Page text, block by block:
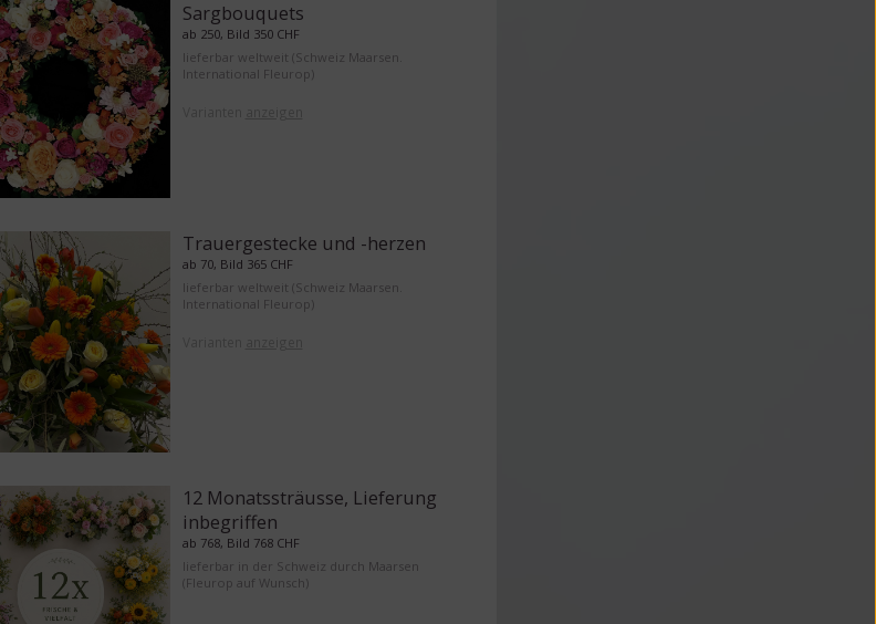
Sargbouquets
ab 250, Bild 350 CHF
lieferbar weltweit (Schweiz Maarsen.
International Fleurop)
Trauergestecke und -herzen
ab 70, Bild 365 CHF
lieferbar weltweit (Schweiz Maarsen.
International Fleurop)
12 Monatssträusse, Lieferung
inbegriffen
ab 768, Bild 768 CHF
lieferbar in der Schweiz durch Maarsen
(Fleurop auf Wunsch)